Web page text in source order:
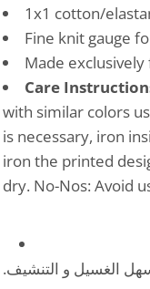
1x1 cotton/
Fine knit gauge
Made exclusively
Care
with similar colors
is necessary, iron
iron the printed
dry. No-Nos: Avoid